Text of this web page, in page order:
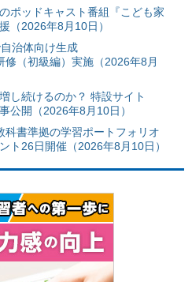
ポッドキャスト番組『こども家
（2026年8月10日）
治体向け生成
（初級編）実施（2026年8月
し続けるのか？ 特設サイト
公開（2026年8月10日）
書準拠の学習ポートフォリオ
ト26日開催（2026年8月10日）